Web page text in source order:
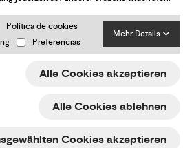
DEU
Política de cookies
Preferencias
Mehr Details
Alle Cookies akzeptieren
Alle Cookies ablehnen
Cookies akzeptieren